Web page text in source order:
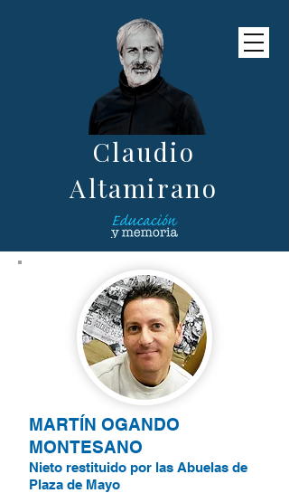
Claudio
Altamirano
MARTÍN OGANDO
MONTESANO
Nieto restituido por las Abuelas de
Plaza de Mayo